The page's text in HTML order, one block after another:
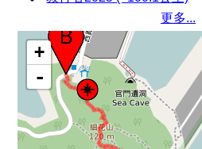
更多...
+
-